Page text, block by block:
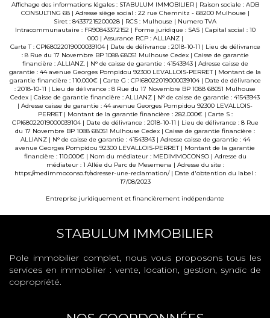
Affichage des informations légales : STABULUM IMMOBILIER | Raison sociale : ADB
CONSULTING 68 | Adresse siège social : 22 rue Chemnitz - 68200 Mulhouse |
Siret : 84337215200028 | RCS : Mulhouse | Numero TVA
Intracommunautaire : FR90843372152 | Forme juridique : SAS | Capital social : 10
000 | Assurance RCP : ALLIANZ |
Carte T : CPI68022019000039104 | Date de délivrance : 2018-10-11 | Lieu de délivrance
: 8 Rue du 17 Novembre BP 1088 68051 Mulhouse Cedex | Caisse de garantie
financière : ALLIANZ. | N° de caisse de garantie : 41543943 | Adresse caisse de
garantie : 44 avenue Georges Pompidou 92300 LEVALLOIS-PERRET | Montant de la
garantie financière : 110.000€ | Carte G : CPI68022019000039104 | Date de délivrance
: 2018-10-11 | Lieu de délivrance : 8 Rue du 17 Novembre BP 1088 68051 Mulhouse
Cedex | Caisse de garantie financière : ALLIANZ | N° de caisse de garantie : 41543943
| Adresse caisse de garantie : 44 avenue Georges Pompidou 92300 LEVALLOIS-
PERRET | Montant de la garantie financière : 282.000€ | Carte S :
CPI68022019000039104 | Date de délivrance : 2018-10-11 | Lieu de délivrance : 8 Rue
du 17 Novembre BP 1088 68051 Mulhouse Cedex | Caisse de garantie financière :
ALLIANZ | N° de caisse de garantie : 41543943 | Adresse caisse de garantie : 44
avenue Georges Pompidou 92300 LEVALLOIS-PERRET | Montant de la garantie
financière : 110.000€ | Nom du médiateur : MEDIMMOCONSO | Adresse du
médiateur : 1 Allée du Parc de Mesemena | Adresse du site :
https://medimmoconso.fr/adresser-une-reclamation/| Date d'obtention du label :
17/08/2023
Entreprise juridiquement et financièrement indépendante
STABULUM IMMOBILIER
Pole immobilier complet, nous vous proposons tous les
services en immobilier : vente, location, gestion, syndic de
copropriété.